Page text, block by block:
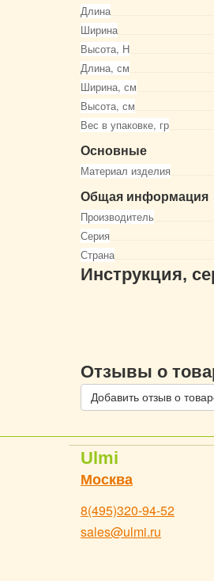
Длина
Ширина
Высота, Н
Длина, см
Ширина, см
Высота, см
Вес в упаковке, гр
Основные
Материал изделия
Общая информация
Производитель
Серия
Страна
Инструкция,
Отзывы о
Добавить отзыв о
Ulmi
Москва
8(495)320-94-52
sales@ulmi.ru